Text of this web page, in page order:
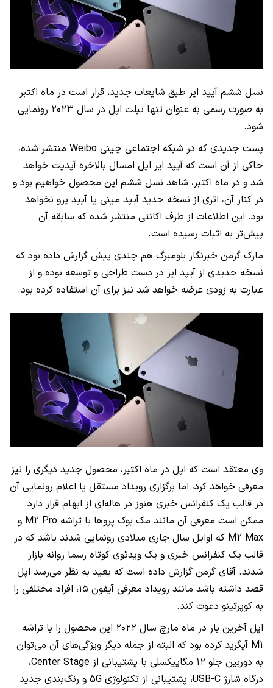
نسل ششم آیپد ایر طبق شایعات جدید،‌ قرار است در ماه اکتبر
به صورت رسمی به عنوان تنها تبلت اپل در سال ۲۰۲۳ رونمایی
شود.
پست جدیدی که در شبکه اجتماعی چینی Weibo منتشر شده،
حاکی از آن است که آیپد ایر اپل امسال بالاخره آپدیت خواهد
شد و در ماه اکتبر،‌ شاهد نسل ششم این محصول خواهیم بود و
در کنار آن،‌ اثری از نسخه جدید آیپد مینی یا آیپد پرو نخواهد
بود. این اطلاعات از طرف اکانتی منتشر شده که سابقه آن
پیش‌تر به اثبات رسیده است.
مارک گرمن خبرنگار بلومبرگ هم چندی پیش گزارش داده بود که
نسخه جدیدی از آیپد ایر در دست طراحی و توسعه بوده و از
عبارت به زودی عرضه خواهد شد نیز برای آن استفاده کرده بود.
وی معتقد است که اپل در ماه اکتبر، محصول جدید دیگری را نیز
معرفی خواهد کرد، اما برگزاری رویداد مستقل یا اعلام رونمایی آن
در قالب یک کنفرانس خبری هنوز در هاله‌ای از ابهام قرار دارد.
ممکن است معرفی آن مانند مک بوک پروها با تراشه M2 Pro و
M2 Max که اوایل سال جاری میلادی رونمایی شدند باشد که در
قالب یک کنفرانس خبری و یک ویدئوی کوتاه رسما روانه بازار
شدند. آقای گرمن گزارش داده است که بعید به نظر می‌رسد اپل
قصد داشته باشد مانند رویداد معرفی آیفون ۱۵، افراد مختلفی را
به کوپرتینو دعوت کند.
اپل آخرین بار در ماه مارچ سال ۲۰۲۲ این محصول را با تراشه
M1 آپگرید کرده بود که البته از جمله دیگر ویژگی‌های آن می‌توان
به دوربین جلو ۱۲ مگاپیکسلی با پشتیبانی از
Center Stage،
درگاه شارژ USB-C، پشتیبانی از تکنولوژی 5G و رنگ‌بندی جدید